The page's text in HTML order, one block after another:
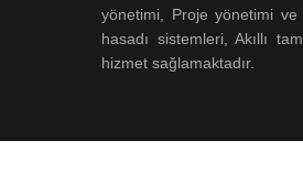
yönetimi, Proje yönetimi
hasadı sistemleri, Akıllı
hizmet sağlamaktadır.